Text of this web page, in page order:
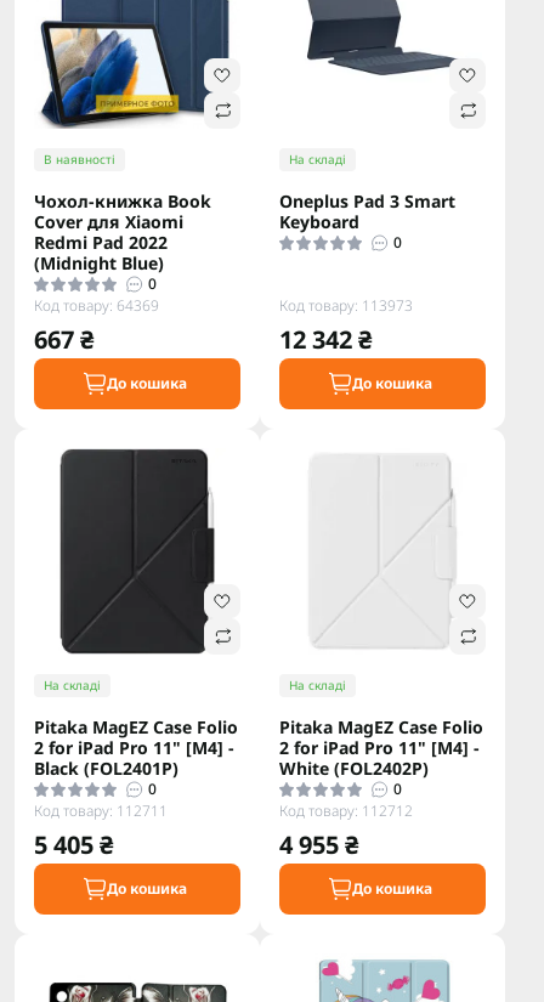
В наявності
Чохол-книжка Book
Cover для Xiaomi
Redmi Pad 2022
(Midnight Blue)
0
Код товару: 64369
667 ₴
До кошика
На складі
Oneplus Pad 3 Smart
Keyboard
0
Код товару: 113973
12 342 ₴
До кошика
На складі
Pitaka MagEZ Case Folio
2 for iPad Pro 11" [M4] -
Black (FOL2401P)
0
Код товару: 112711
5 405 ₴
До кошика
На складі
Pitaka MagEZ Case Folio
2 for iPad Pro 11" [M4] -
White (FOL2402P)
0
Код товару: 112712
4 955 ₴
До кошика